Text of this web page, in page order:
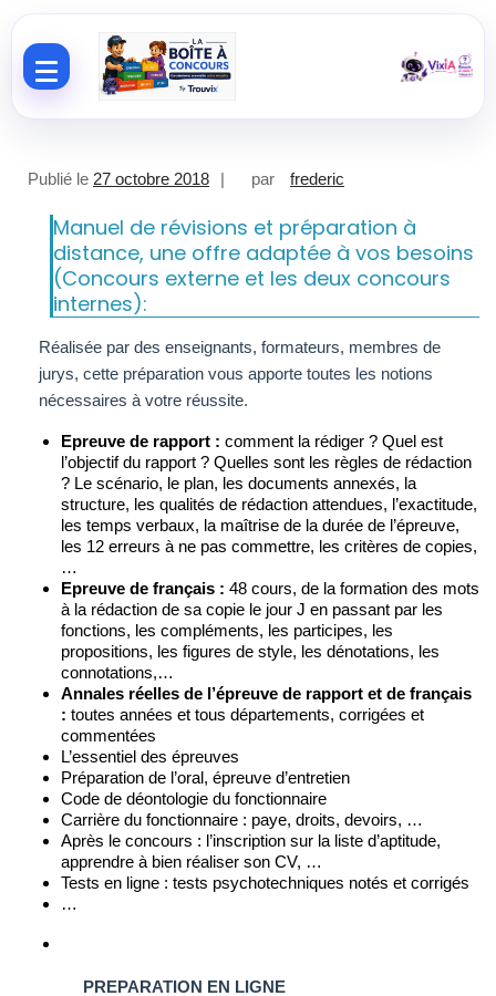
Publié le 27 octobre 2018 par frederic
Manuel de révisions et préparation à
distance, une offre adaptée à vos besoins
(Concours externe et les deux concours
internes):
Réalisée par des enseignants, formateurs, membres de
jurys, cette préparation vous apporte toutes les notions
nécessaires à votre réussite.
Epreuve de rapport : comment la rédiger ? Quel est
l’objectif du rapport ? Quelles sont les règles de rédaction
? Le scénario, le plan, les documents annexés, la
structure, les qualités de rédaction attendues, l’exactitude,
les temps verbaux, la maîtrise de la durée de l’épreuve,
les 12 erreurs à ne pas commettre, les critères de copies,
…
Epreuve de français : 48 cours, de la formation des mots
à la rédaction de sa copie le jour J en passant par les
fonctions, les compléments, les participes, les
propositions, les figures de style, les dénotations, les
connotations,…
Annales réelles de l’épreuve de rapport et de français
: toutes années et tous départements, corrigées et
commentées
L’essentiel des épreuves
Préparation de l’oral, épreuve d’entretien
Code de déontologie du fonctionnaire
Carrière du fonctionnaire : paye, droits, devoirs, …
Après le concours : l’inscription sur la liste d’aptitude,
apprendre à bien réaliser son CV, …
Tests en ligne : tests psychotechniques notés et corrigés
…
PREPARATION EN LIGNE